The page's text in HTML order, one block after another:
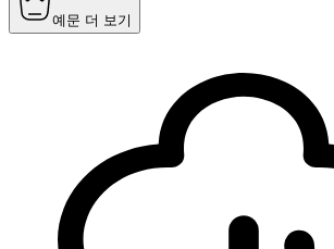
예문 더 보기